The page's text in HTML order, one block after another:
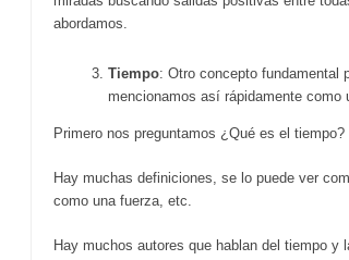
abordamos.
Tiempo: Otro concepto fundamental
mencionamos así rápidamente como
Primero nos preguntamos ¿Qué es el
Hay muchas definiciones, se lo puede ver
como una fuerza, etc.
Hay muchos autores que hablan del tiempo y